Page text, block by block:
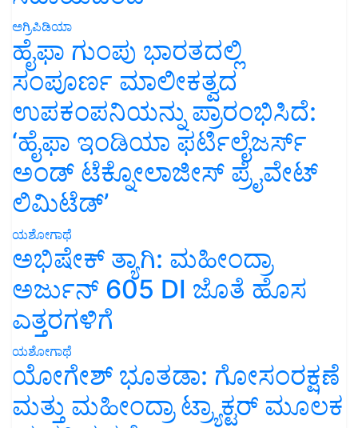
ಅಗ್ರಿಪಿಡಿಯಾ
ಹೈಫಾ ಗುಂಪು ಭಾರತದಲ್ಲಿ
ಸಂಪೂರ್ಣ ಮಾಲೀಕತ್ವದ
ಉಪಕಂಪನಿಯನ್ನು ಪ್ರಾರಂಭಿಸಿದೆ:
‘ಹೈಫಾ ಇಂಡಿಯಾ ಫರ್ಟಿಲೈಜರ್ಸ್
ಅಂಡ್ ಟೆಕ್ನೋಲಾಜೀಸ್ ಪ್ರೈವೇಟ್
ಲಿಮಿಟೆಡ್’
ಯಶೋಗಾಥೆ
ಅಭಿಷೇಕ್ ತ್ಯಾಗಿ: ಮಹೀಂದ್ರಾ
ಅರ್ಜುನ್ 605 DI ಜೊತೆ ಹೊಸ
ಎತ್ತರಗಳಿಗೆ
ಯಶೋಗಾಥೆ
ಯೋಗೇಶ್ ಭೂತಡಾ: ಗೋಸಂರಕ್ಷಣೆ
ಮತ್ತು ಮಹೀಂದ್ರಾ ಟ್ರ್ಯಾಕ್ಟರ್ ಮೂಲಕ